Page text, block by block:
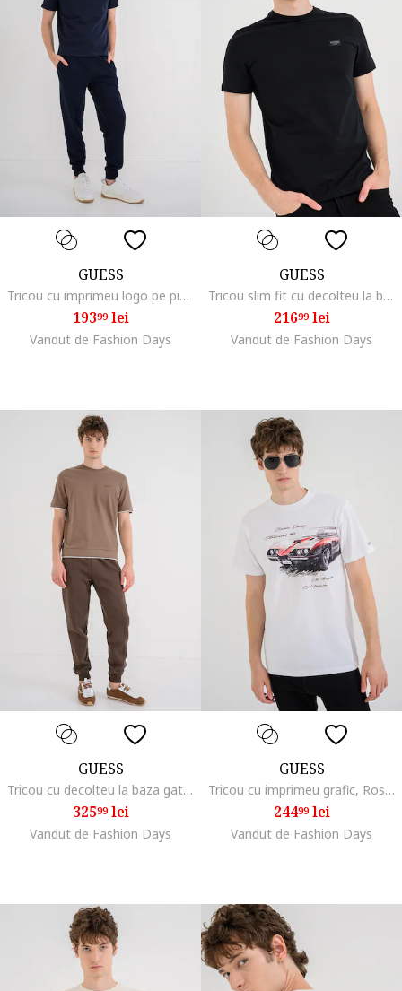
GUESS
Tricou cu imprimeu logo pe piept, Bleumarin
19399lei
Vandut de Fashion Days
GUESS
Tricou slim fit cu decolteu la baza gatului, Negru
21699lei
Vandut de Fashion Days
GUESS
Tricou cu decolteu la baza gatului si logo, Maro deschis
32599lei
Vandut de Fashion Days
GUESS
Tricou cu imprimeu grafic, Rosu/Alb
24499lei
Vandut de Fashion Days